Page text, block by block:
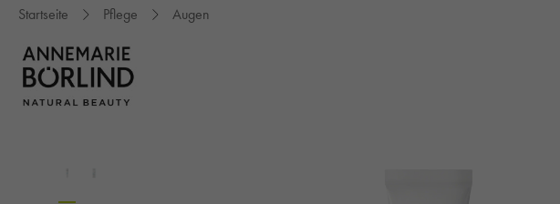
Startseite Pflege Augen